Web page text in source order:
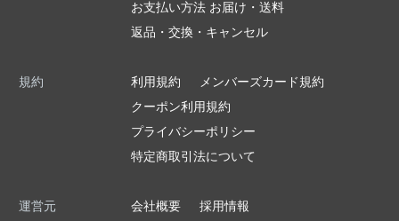
お支払い方法 お届け・送料
返品・交換・キャンセル
規約 利用規約
メンバーズカード規約
クーポン利用規約
プライバシーポリシー
特定商取引法について
運営元 会社概要
採用情報